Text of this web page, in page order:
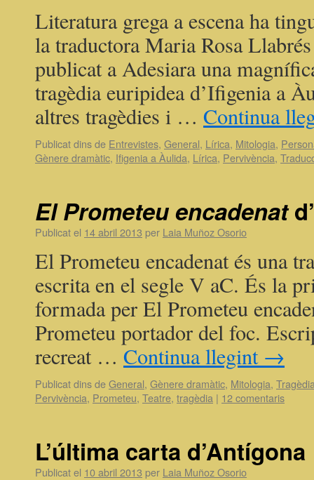
Literatura grega a escena ha
la traductora Maria Rosa
publicat a Adesiara una
tragèdia euripidea d’Ifigenia a
altres tragèdies i … Continua
Publicat dins de Entrevistes, General, Lírica, Mitologia,
Gènere dramàtic, Ifigenia a Àulida, Lírica, Pervivència,
El Prometeu encadenat
Publicat el 14 abril 2013 per Laia Muñoz Osorio
El Prometeu encadenat és una
escrita en el segle V aC. És la
formada per El Prometeu
Prometeu portador del foc.
recreat … Continua llegint →
Publicat dins deGeneral, Gènere dramàtic, Mitologia,
Pervivència, Prometeu, Teatre, tragèdia | 12 comentaris
L’última carta d’Antígona
Publicat el 10 abril 2013 per Laia Muñoz Osorio